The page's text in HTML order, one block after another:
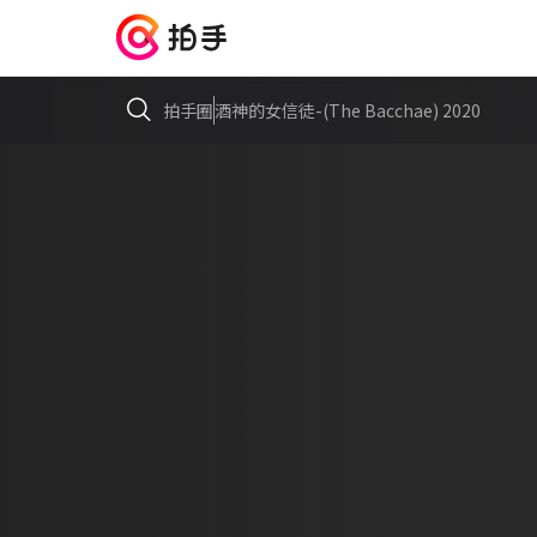
拍手圈酒神的女信徒-(The Bacchae) 2020